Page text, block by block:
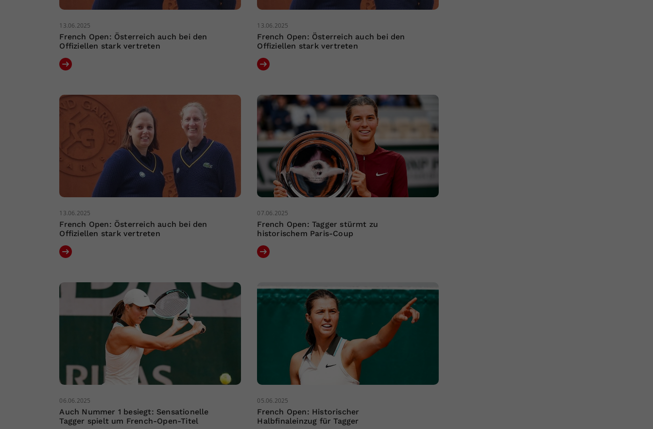
13.06.2025
French Open: Österreich auch bei den
Offiziellen stark vertreten
13.06.2025
French Open: Österreich auch bei den
Offiziellen stark vertreten
13.06.2025
French Open: Österreich auch bei den
Offiziellen stark vertreten
07.06.2025
French Open: Tagger stürmt zu
historischem Paris-Coup
06.06.2025
Auch Nummer 1 besiegt: Sensationelle
Tagger spielt um French-Open-Titel
05.06.2025
French Open: Historischer
Halbfinaleinzug für Tagger